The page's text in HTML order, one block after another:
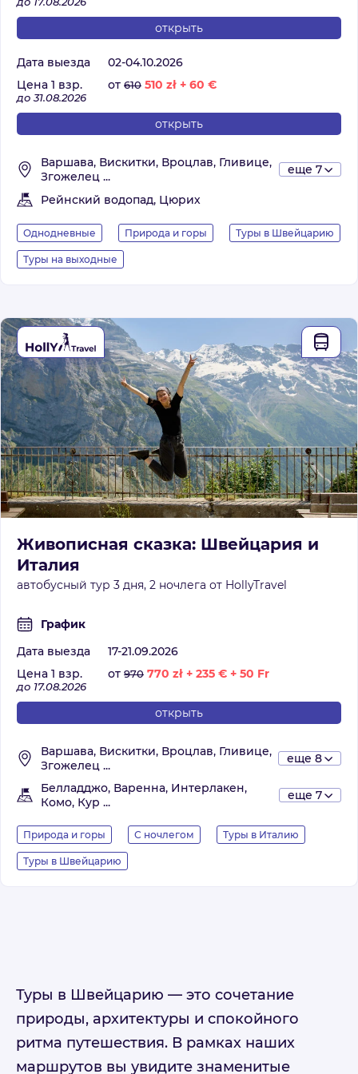
открыть
Дата выезда
02-04.10.2026
Цена 1 взр.
от 610 510 zł + 60 €
до 31.08.2026
открыть
Варшава, Вискитки, Вроцлав, Гливице,
Згожелец ...
еще 7
Рейнский водопад, Цюрих
Однодневные Природа и горы Туры в Швейцарию
Туры на выходные
Живописная сказка: Швейцария и
Италия
автобусный тур 3 дня, 2 ночлега от HollyTravel
График
Дата выезда
17-21.09.2026
Цена 1 взр.
от 970 770 zł + 235 € + 50 Fr
до 17.08.2026
открыть
Варшава, Вискитки, Вроцлав, Гливице,
Згожелец ...
еще 8
Белладджо, Варенна, Интерлакен,
Комо, Кур ...
еще 7
Природа и горы С ночлегом Туры в Италию
Туры в Швейцарию
Туры в Швейцарию — это сочетание
природы, архитектуры и спокойного
ритма путешествия. В рамках наших
маршрутов вы увидите знаменитые